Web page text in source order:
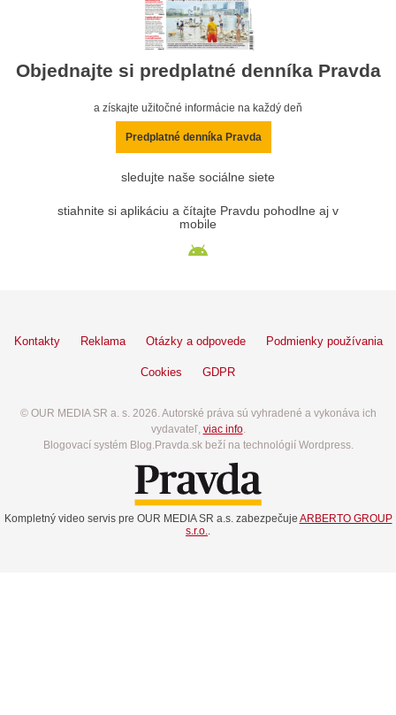
Objednajte si predplatné denníka Pravda
a získajte užitočné informácie na každý deň
Predplatné denníka Pravda
sledujte naše sociálne siete
stiahnite si aplikáciu a čítajte Pravdu pohodlne aj v
mobile
Kontakty Reklama Otázky a odpovede Podmienky používania
Cookies GDPR
© OUR MEDIA SR a. s. 2026. Autorské práva sú vyhradené a vykonáva ich
vydavateľ, viac info.
Blogovací systém Blog.Pravda.sk beží na technológií Wordpress.
Kompletný video servis pre OUR MEDIA SR a.s. zabezpečuje ARBERTO GROUP
s.r.o.